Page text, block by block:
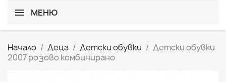
МЕНЮ
Начало Деца Детски обувки
Детски обувки
2007 розово комбинирано